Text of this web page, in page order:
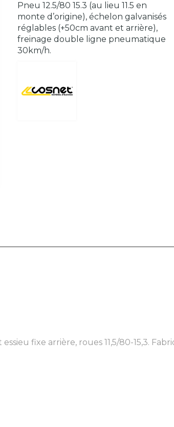
Pneu 12.5/80 15.3 (au lieu 11.5 en
monte d’origine), échelon galvanisés
réglables (+50cm avant et arrière),
freinage double ligne pneumatique
30km/h.
fixe arrière, roues 11,5/80-15,3.